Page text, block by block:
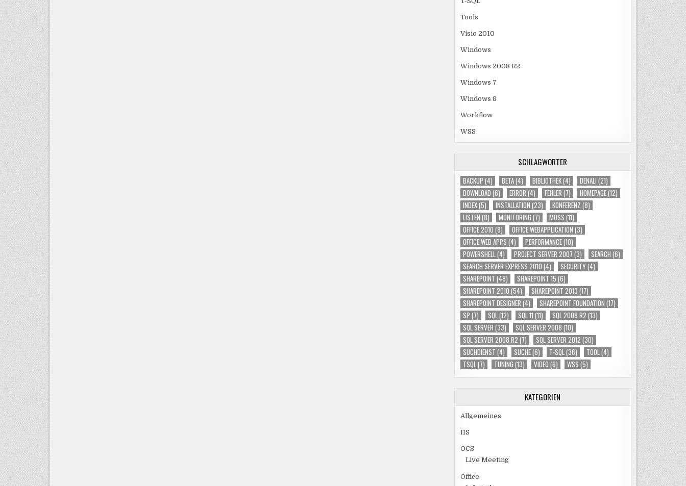
Tools
Visio 2010
Windows
Windows 2008 R2
Windows 7
Windows 8
Workflow
WSS
SCHLAGWÖRTER
BACKUP (4) BETA(4) BIBLIOTHEK(4) DENALI (21)
DOWNLOAD (6) ERROR (4) FEHLER (7) HOMEPAGE(12)
INDEX(5) INSTALLATION (23) KONFERENZ (8)
LISTEN (8) MONITORING (7) MOSS (11)
OFFICE 2010 (8) OFFICE WEBAPPLICATION (3)
OFFICE WEB APPS (4) PERFORMANCE(10)
POWERSHELL(4) PROJECT SERVER 2007 (3) SEARCH (6)
SEARCH SERVER EXPRESS 2010 (4) SECURITY(4)
SHAREPOINT (48) SHAREPOINT 15 (6)
SHAREPOINT 2010 (54) SHAREPOINT 2013 (17)
SHAREPOINT DESIGNER (4) SHAREPOINT FOUNDATION (17)
SP (7) SQL(12) SQL 11 (11) SQL 2008 R2 (13)
SQL SERVER (33) SQL SERVER 2008 (10)
SQL SERVER 2008 R2 (7) SQL SERVER 2012 (30)
SUCHDIENST (4) SUCHE(6) T-SQL(36) TOOL(4)
TSQL(7) TUNING (13) VIDEO (6) WSS (5)
KATEGORIEN
Allgemeines
IIS
OCS
Live Meeting
Office